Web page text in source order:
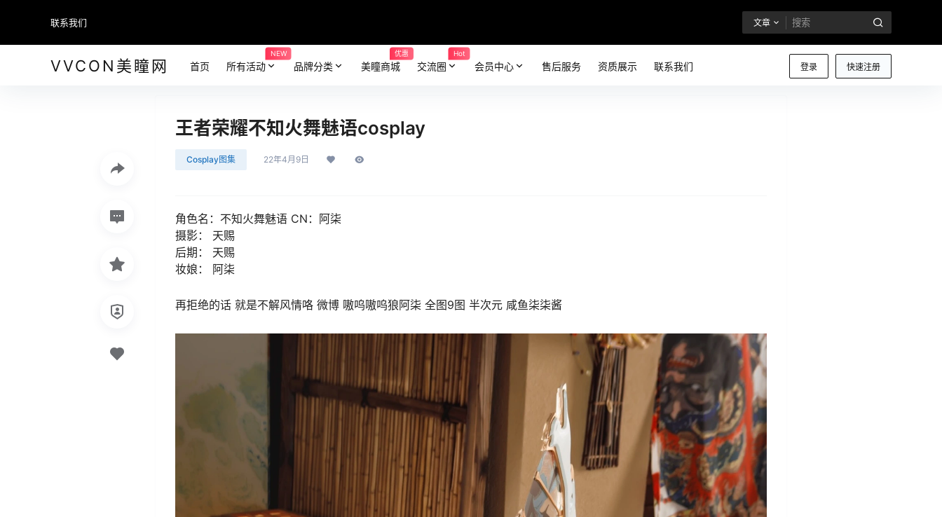
联系我们 文章
VVCON美瞳网 登录 快速注册
首页 所有活动
NEW
品牌分类 美瞳商城
优惠
交流圈
Hot
会员中心 售后服务 资质展示 联系我们
王者荣耀不知火舞魅语cosplay
Cosplay图集 22年4月9日
角色名：不知火舞魅语 CN：阿柒
摄影： 天赐
后期： 天赐
妆娘： 阿柒
再拒绝的话 就是不解风情咯 微博 嗷呜嗷呜狼阿柒 全图9图 半次元 咸鱼柒柒酱